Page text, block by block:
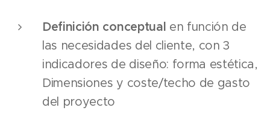
Definición conceptual en función de
las necesidades del cliente, con 3
indicadores de diseño: forma estética,
Dimensiones y coste/techo de gasto
del proyecto